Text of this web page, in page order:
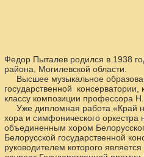
Федор Пыталев родился в 1938
района, Могилевской области.
Высшее музыкальное
государственной
классу композиции профессора
Уже дипломная работа «Край
хора и симфонического
объединенным хором
Белорусской государственной
руководителем которого